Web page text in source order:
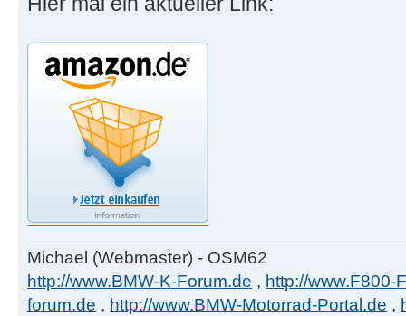
Michael (Webmaster) - OSM62
http://www.BMW-K-Forum.de , http://www.F800-
forum.de , http://www.BMW-Motorrad-Portal.de ,